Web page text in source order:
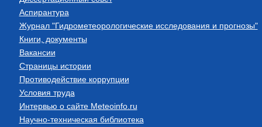
Аспирантура
Журнал "Гидрометеорологические исследования и прогнозы"
Книги, документы
Вакансии
Страницы истории
Противодействие коррупции
Условия труда
Интервью о сайте Meteoinfo.ru
Научно-техническая библиотека